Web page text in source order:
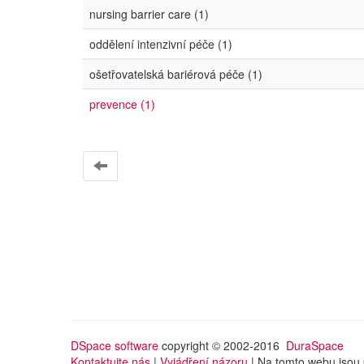
nursing barrier care (1)
oddělení intenzivní péče (1)
ošetřovatelská bariérová péče (1)
prevence (1)
DSpace software copyright © 2002-2016 DuraSpace